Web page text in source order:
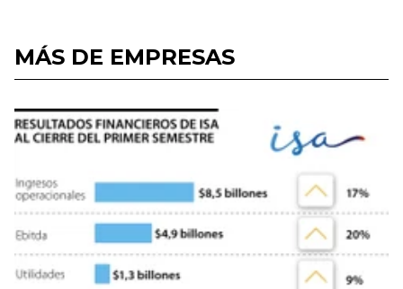
MÁS DE EMPRESAS